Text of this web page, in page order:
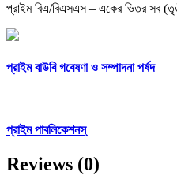
প্রাইম বিএ/বিএসএস – একের ভিতর সব
প্রাইম বাউবি গবেষণা ও সম্পাদনা পর্ষদ
প্রাইম পাবলিকেশনস্
Reviews (0)